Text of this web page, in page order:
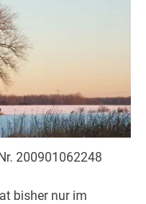
200901062248
bisher nur im